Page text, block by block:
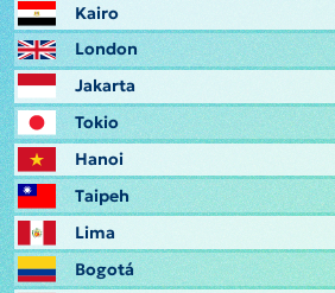
Kairo
London
Jakarta
Tokio
Hanoi
Taipeh
Lima
Bogotá